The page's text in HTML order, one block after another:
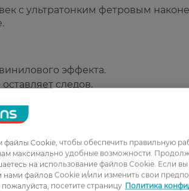
с ультратонким фетровым
эффекта.
следов.
четкие и выразительные
стилей макияжа глаз.
Cookie, чтобы обеспечить правильную
максимально удобные возможности.
на использование файлов Cookie. Если
нами файлов Cookie и/или изменить свои
посетите страницу Политика